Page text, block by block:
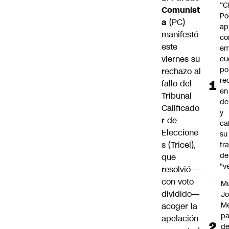
Comunist
a (PC)
manifestó
este
viernes su
rechazo al
fallo del
Tribunal
Calificado
r de
Eleccione
s (Tricel),
que
resolvió —
con voto
dividido—
acoger la
apelación
y
su
de
de